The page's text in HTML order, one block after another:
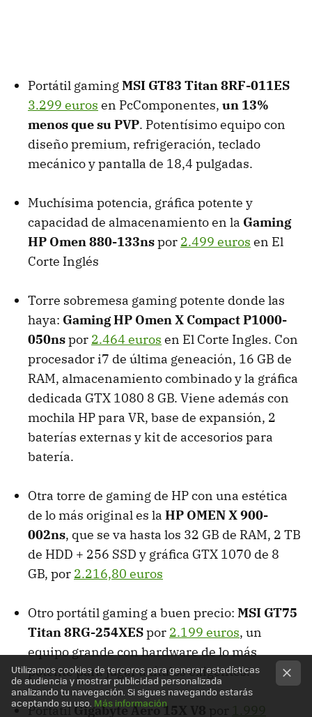
Portátil gamingMSI GT83 Titan 8RF-011ES
3.299 euros en PcComponentes, un 13%
menos que su PVP. Potentísimo equipo con
diseño premium, refrigeración, teclado
mecánico y pantalla de 18,4 pulgadas.
Muchísima potencia, gráfica potente y
capacidad de almacenamiento en la Gaming
HP Omen 880-133nspor 2.499 euros en El
Corte Inglés
Torre sobremesa gaming potente donde las
haya: Gaming HP Omen X Compact P1000-
050nspor 2.464 euros en El Corte Ingles. Con
procesador i7 de última geneación, 16 GB de
RAM, almacenamiento combinado y la gráfica
dedicada GTX 1080 8 GB. Viene además con
mochila HP para VR, base de expansión, 2
baterías externas y kit de accesorios para
batería.
Otra torre de gaming de HP con una estética
de lo más original es la HP OMEN X 900-
002ns, que se va hasta los 32 GB de RAM, 2 TB
de HDD + 256 SSD y gráfica GTX 1070 de 8
GB, por 2.216,80 euros
Otro portátil gaming a buen precio: MSI GT75
Titan 8RG-254XESpor 2.199 euros, un
equipo grande con hardware de lo más
potente para jugar a títulos exigentes.
Portátil Gigabyte Aero 15X V8 por 1.999
Utilizamos cookies de terceros para generar estadísticas
de audiencia y mostrar publicidad personalizada
analizando tu navegación. Si sigues navegando estarás
aceptando su uso. Más información